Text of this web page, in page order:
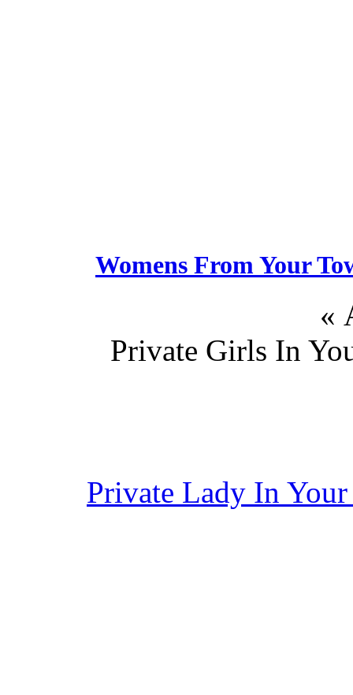
Womens From Your
Private Girls In
Private Lady In